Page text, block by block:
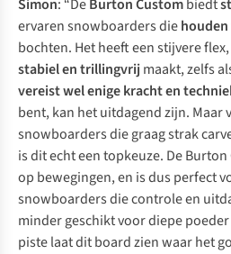
Simon: “DeBurton Custombiedt
ervaren snowboarders die
bochten. Het heeft een stijvere
stabiel en trillingvrijmaakt, zelfs
vereist wel enige kracht en
bent, kan het uitdagend zijn. Maar
snowboarders die graag strak
is dit echt een topkeuze. De Burton
op bewegingen, en is dus perfect
snowboarders die controle en
minder geschikt voor diepe
piste laat dit board zien waar het